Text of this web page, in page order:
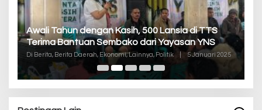
Awali Tahun dengan Kasih, 500 Lansia di TTS
Terima Bantuan Sembako dari Yayasan YNS
Di Berita, Berita Daerah, Ekonomi, Lainnya, Politik 5 Januari 2025